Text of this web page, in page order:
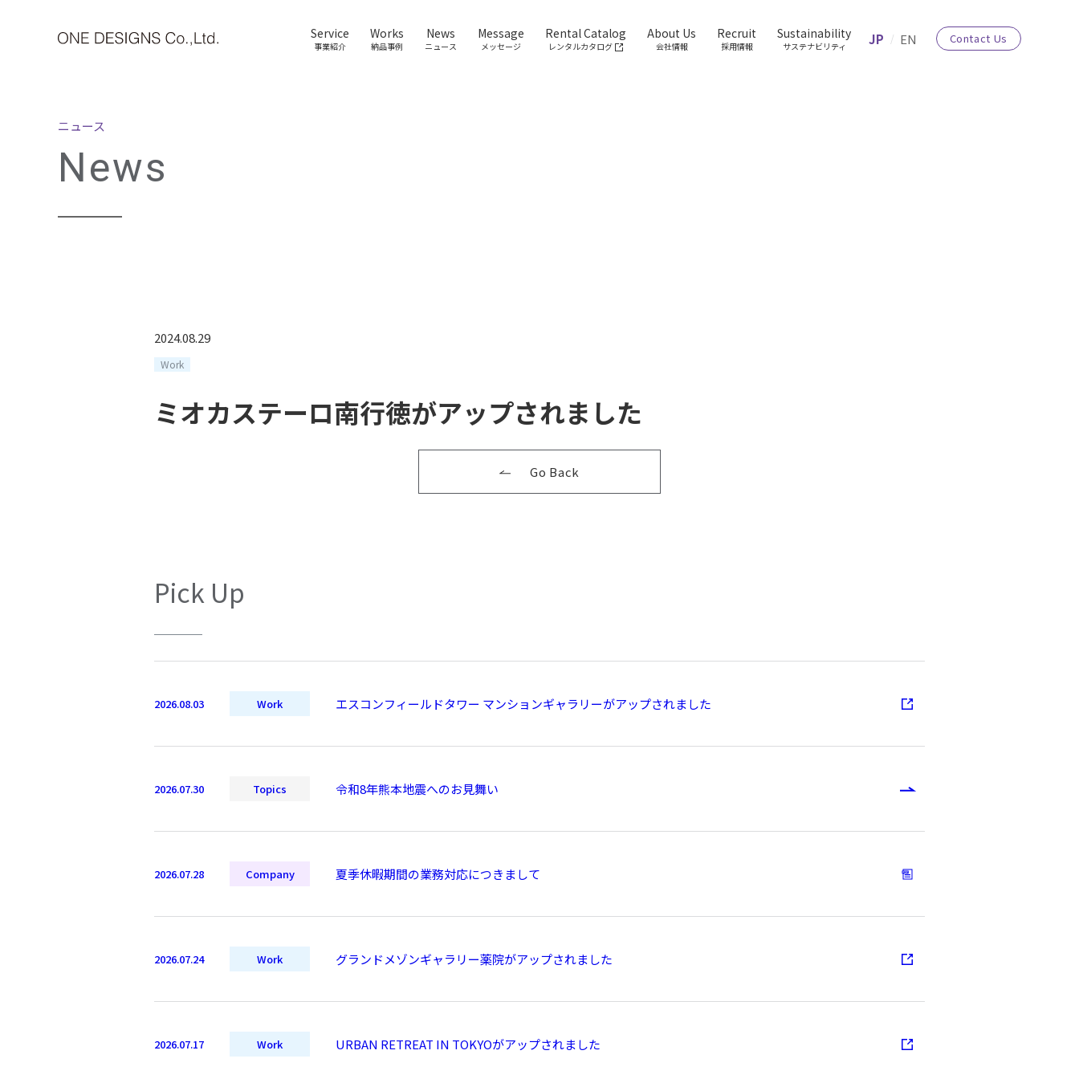
Service
事業紹介
Works
納品事例
News
ニュース
Message
メッセージ
Rental Catalog
レンタルカタログ
About Us
会社情報
Recruit
採用情報
Sustainability
サステナビリティ JP EN Contact Us
ニュース
News
2024.08.29
Work
ミオカステーロ南行徳がアップされました
Go Back
Pick Up
2026.08.03 Work エスコンフィールドタワー マンションギャラリーがアップされました
2026.07.30 Topics 令和8年熊本地震へのお見舞い
2026.07.28 Company 夏季休暇期間の業務対応につきまして
2026.07.24 Work グランドメゾンギャラリー薬院がアップされました
2026.07.17 Work URBAN RETREAT IN TOKYOがアップされました